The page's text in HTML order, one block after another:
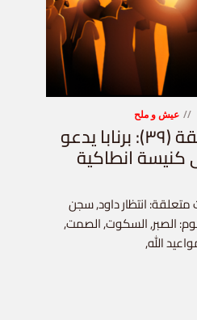
عيش و ملح
أعمال الرسل- حلقة (٣٩): برنابا يدعو
انطاكية
وآيات متعلقة: انتظار داود, سجن
الصبر, السكوت, الصمت,
الله,